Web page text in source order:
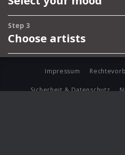
Impressum
Sicherheit & Datenschutz